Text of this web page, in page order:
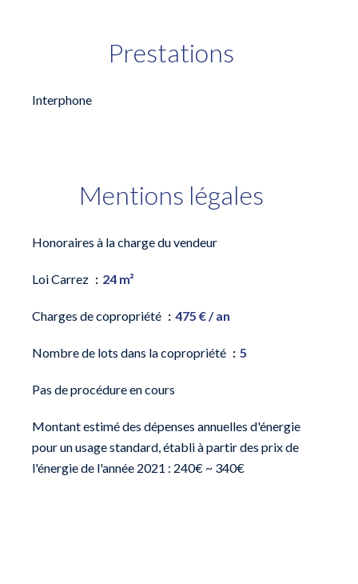
Prestations
Interphone
Mentions légales
Honoraires à la charge du vendeur
Loi Carrez 24 m²
Charges de copropriété 475 € / an
Nombre de lots dans la copropriété 5
Pas de procédure en cours
Montant estimé des dépenses annuelles d'énergie
pour un usage standard, établi à partir des prix de
l'énergie de l'année 2021 : 240€ ~ 340€